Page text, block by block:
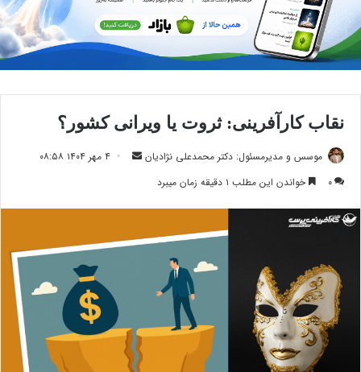
نقاب کارآفرینی: ثروت یا ویرانی کشور؟
موسس و مدیرمسئول: دکتر محمدعلی نژادیان
ارسال ۴ مهر ۱۴۰۴ ۰۸:۵۸
۰
خواندن این مطلب ۱ دقیقه زمان میبرد